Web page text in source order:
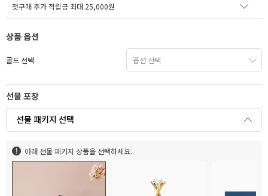
첫구매 추가 적립금 최대 25,000원
상품 옵션
골드 선택
선물 포장
선물 패키지 선택
아래 선물 패키지 상품을 선택하세요.